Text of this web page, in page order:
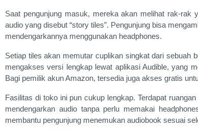
Saat pengunjung masuk, mereka akan melihat rak-rak
audio yang disebut “story tiles”. Pengunjung bisa
mendengarkannya menggunakan headphones.
Setiap tiles akan memutar cuplikan singkat dari sebuah
mengakses versi lengkap lewat aplikasi Audible, yang
Bagi pemilik akun Amazon, tersedia juga akses gratis
Fasilitas di toko ini pun cukup lengkap. Terdapat
mendengarkan audio tanpa perlu memakai
membantu pengunjung menemukan audiobook sesuai